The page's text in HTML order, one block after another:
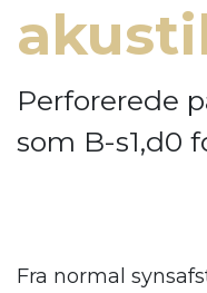
Perforerede
som B-s1,d0
Fra normal